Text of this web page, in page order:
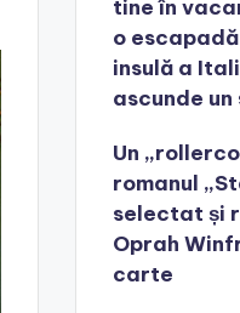
tine în
o
insulă a
ascunde
Un
romanul
selectat și
Oprah
carte